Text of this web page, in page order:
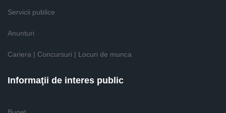
Servicii publice
Anunturi
Cariera | Concursuri | Locuri de munca
Informaţii de interes public